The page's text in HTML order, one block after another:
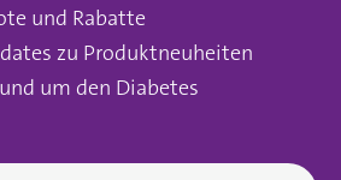
und Rabatte
zu Produktneuheiten
um den Diabetes